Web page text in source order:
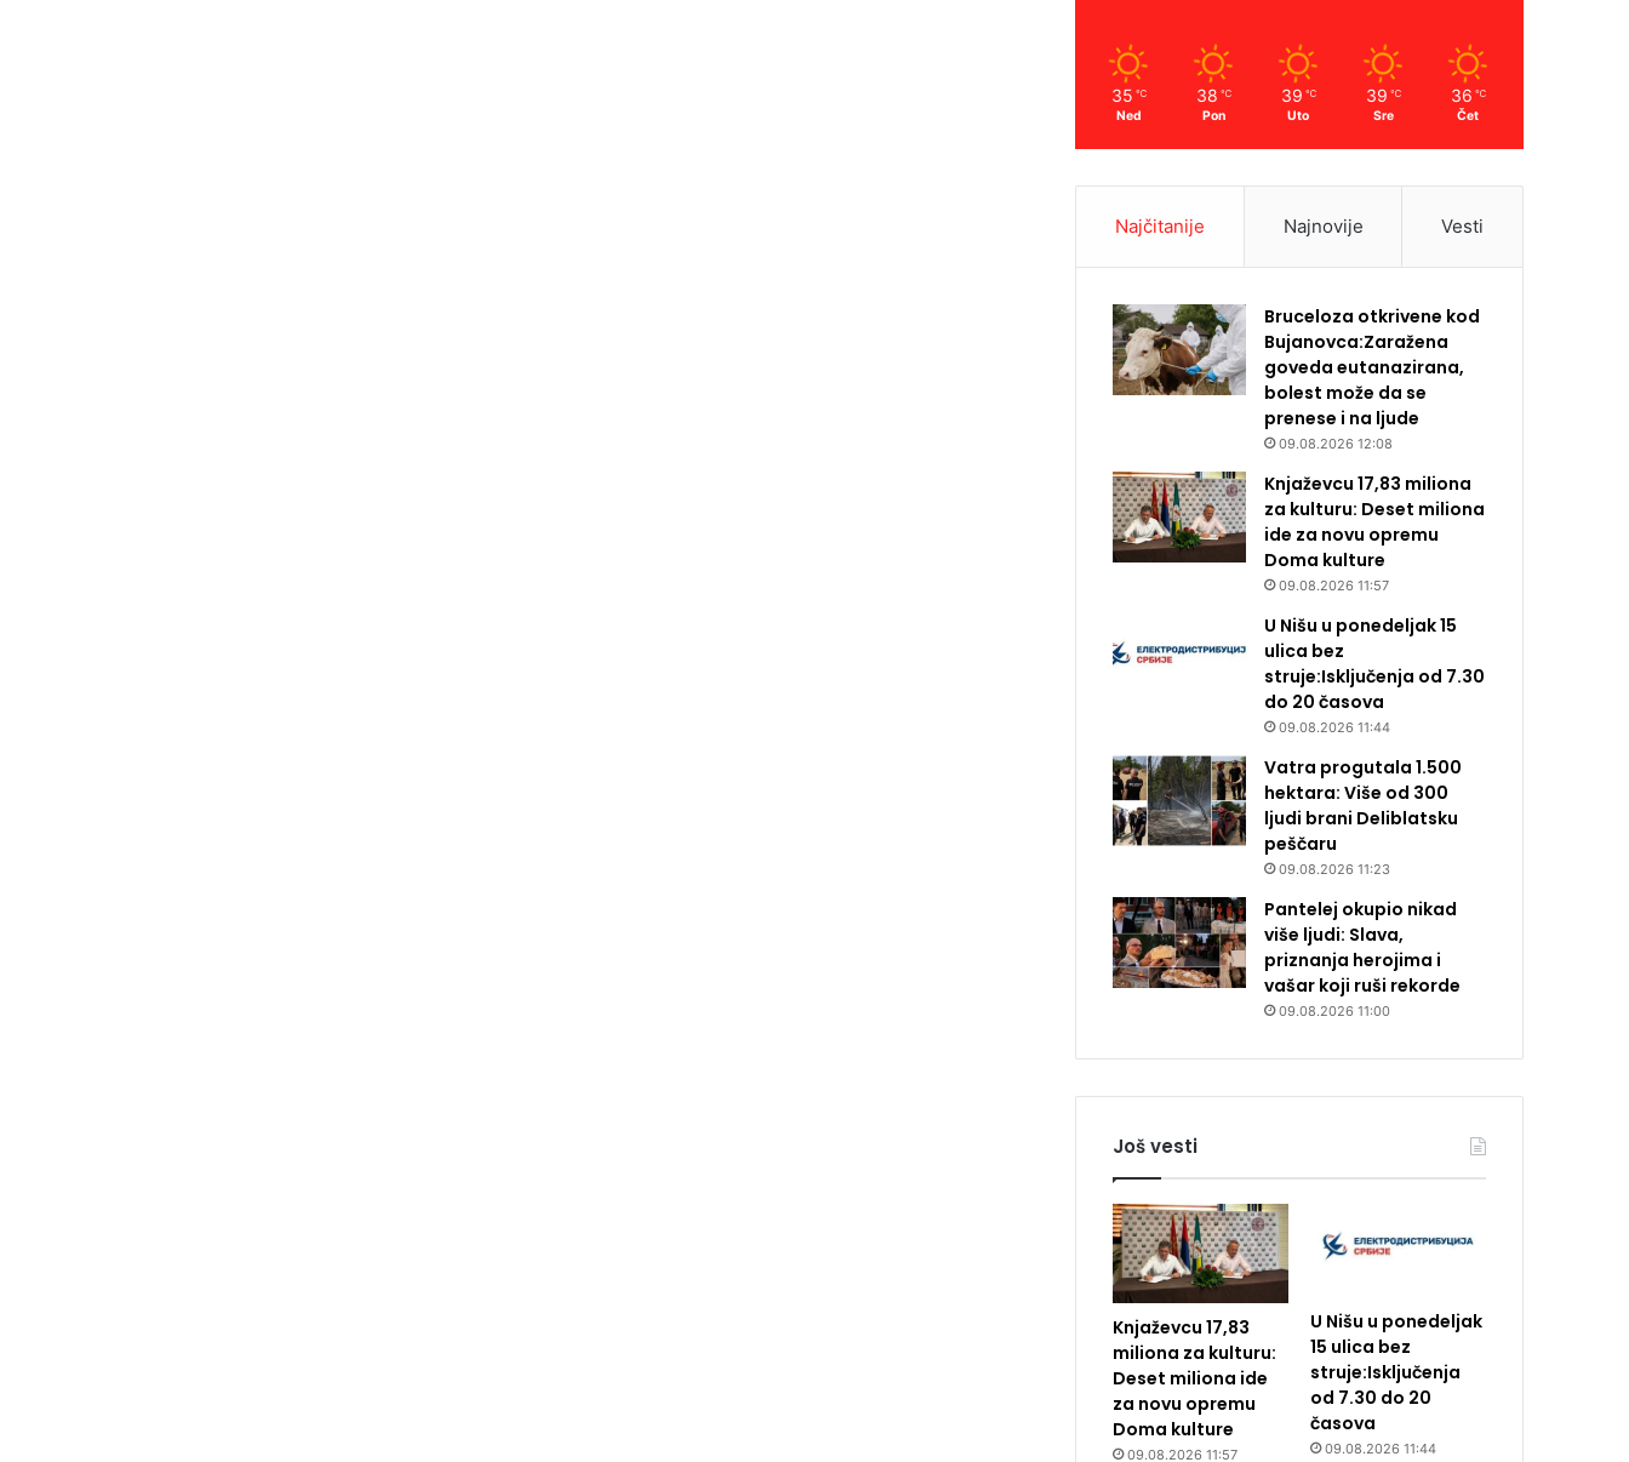
35 ℃
Ned
38 ℃
Pon
39 ℃
Uto
39 ℃
Sre
36 ℃
Čet
Najčitanije Najnovije Vesti
Bruceloza otkrivene kod
Bujanovca:Zaražena
goveda eutanazirana,
bolest može da se
prenese i na ljude
09.08.2026 12:08
Knjaževcu 17,83 miliona
za kulturu: Deset miliona
ide za novu opremu
Doma kulture
09.08.2026 11:57
U Nišu u ponedeljak 15
ulica bez
struje:Isključenja od 7.30
do 20 časova
09.08.2026 11:44
Vatra progutala 1.500
hektara: Više od 300
ljudi brani Deliblatsku
peščaru
09.08.2026 11:23
Pantelej okupio nikad
više ljudi: Slava,
priznanja herojima i
vašar koji ruši rekorde
09.08.2026 11:00
Još vesti
Knjaževcu 17,83
miliona za kulturu:
Deset miliona ide
za novu opremu
Doma kulture
09.08.2026 11:57
U Nišu u ponedeljak
15 ulica bez
struje:Isključenja
od 7.30 do 20
časova
09.08.2026 11:44